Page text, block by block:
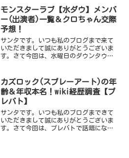
があつまってます。あの白...
モンスターラブ【水ダウ】メンバ
ー(出演者)一覧＆クロちゃん交際
予想！
サンタです。いつも私のブログまで来て
いただきまして誠にありがとうございま
す。さて今回は、水曜日のダウンタウン
ス】【モンスターアイドル】に続く第３
弾の企画で、現在超話題に...
カズロック(スプレーアート)の年
齢＆年収本名！wiki経歴調査【プ
レバト】
サンタです。いつも私のブログまできて
いただきまして誠にありがとうございま
す。さて今回は、プレバトで話題になっ